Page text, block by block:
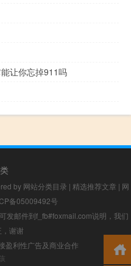
让你忘掉911吗
by 网站分类目录 | 精选推荐文章 | 网
备05009492号
发邮件到f_fb#foxmail.com说明，我们
谢谢
盈利性广告及商业合作